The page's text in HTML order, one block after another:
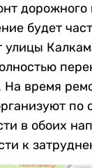
дорожного
будет
улицы
На время
по
в обоих
к